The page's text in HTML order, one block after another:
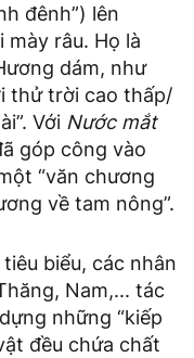
đênh”) lên
râu. Họ là
dám, như
thử trời cao thấp/
Với Nước mắt
góp công vào
“văn chương
về tam nông”.
biểu, các nhân
Nam,... tác
những “kiếp
đều chứa chất